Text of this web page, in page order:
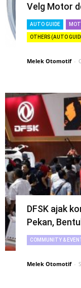
Velg Motor
AUTO GUIDE
OTHERS (AUTO
Melek Otomotif -
DFSK ajak
Pekan,
COMMUNITY &
Melek Otomotif -